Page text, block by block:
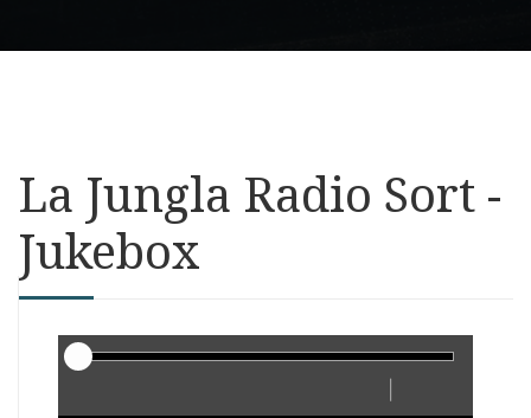
La Jungla Radio Sort -
Jukebox
Reproductor
Lent